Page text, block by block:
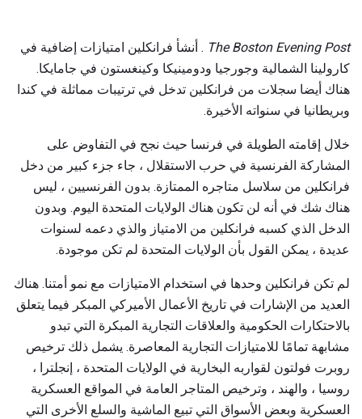
The Boston Evening Post . أنشأ فرانكلين امتيازات إضافية في
كارولينا الشمالية وجورجيا ودومينيكا وكينغستون في جامايكا.
هناك أيضا سجلات من فرانكلين تدخل في ترتيبات مماثلة في كندا
وبريطانيا في سنواته الأخيرة.
خلال إقامته الطويلة في فرنسا حيث نجح في التفاوض على
المشاركة الفرنسية في حرب الاستقلال ، جاء جزء كبير من دخل
فرانكلين من سلاسل متاجره الممتازة. بدون الفرنسيين ، ليس
هناك شك في أنه لن تكون هناك الولايات المتحدة اليوم. وبدون
الدخل الذي كسبه فرانكلين من الامتياز والذي دعمه لسنوات
عديدة ، يمكن القول بأن الولايات المتحدة لم تكن موجودة.
لم تكن فرانكلين وحدها في استخدام الامتيازات مع نمو أمتنا. هناك
العديد من الإشارات في تاريخ الأعمال الأميركي المبكر فيما يتعلق
بالاحتكارات الحكومية والعلاقات التجارية المبكرة التي تبدو
مشابهة تمامًا للامتيازات التجارية المعاصرة. يشمل ذلك ترخيص
روبرت فولتون لقواربه البخارية في الولايات المتحدة ، إنجلترا ،
روسيا ، والهند ، وترخيص المتاجر العامة في المواقع العسكرية
العسكرية وبعض الأسواق التي تبيع الماشية والسلع الأخرى التي